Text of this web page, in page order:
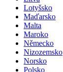
Lotyšsko
Maďarsko
Malta
Maroko
Německo
Nizozemsko
Norsko
Polsko